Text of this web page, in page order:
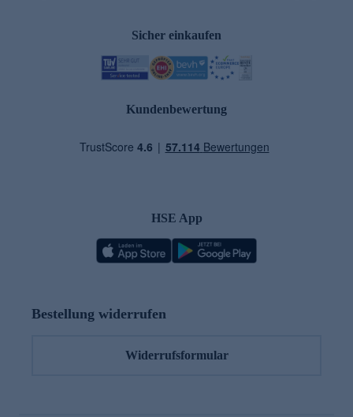
Sicher einkaufen
Kundenbewertung
HSE App
Bestellung widerrufen
Widerrufsformular